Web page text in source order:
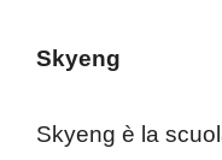
Skyeng
Skyeng è la